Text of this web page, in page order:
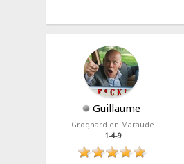
Guillaume
Grognard en Maraude
1-4-9